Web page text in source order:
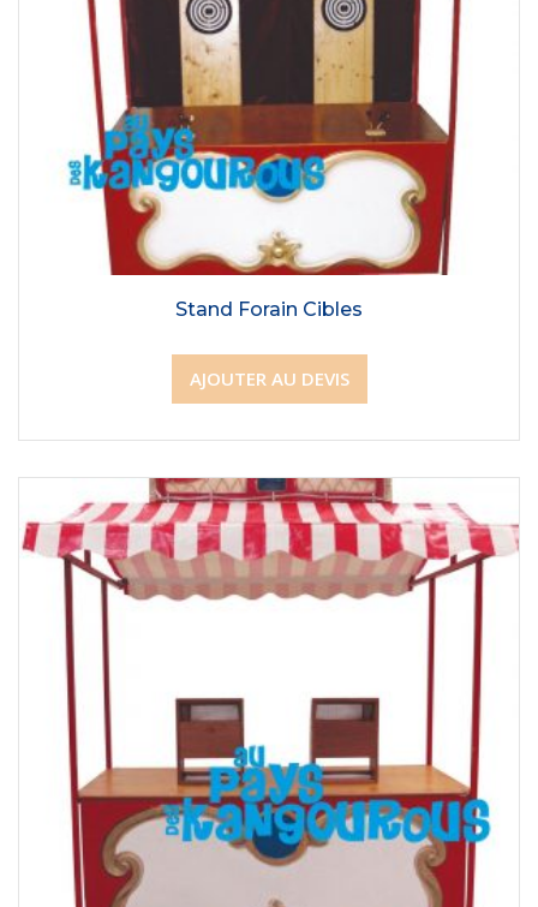
Stand Forain Cibles
AJOUTER AU DEVIS